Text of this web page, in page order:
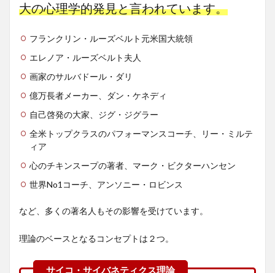
大の心理学的発見と言われています。
フランクリン・ルーズベルト元米国大統領
エレノア・ルーズベルト夫人
画家のサルバドール・ダリ
億万長者メーカー、ダン・ケネディ
自己啓発の大家、ジグ・ジグラー
全米トップクラスのパフォーマンスコーチ、リー・ミルテ
ィア
心のチキンスープの著者、マーク・ビクターハンセン
世界No1コーチ、アンソニー・ロビンス
など、多くの著名人もその影響を受けています。
理論のベースとなるコンセプトは２つ。